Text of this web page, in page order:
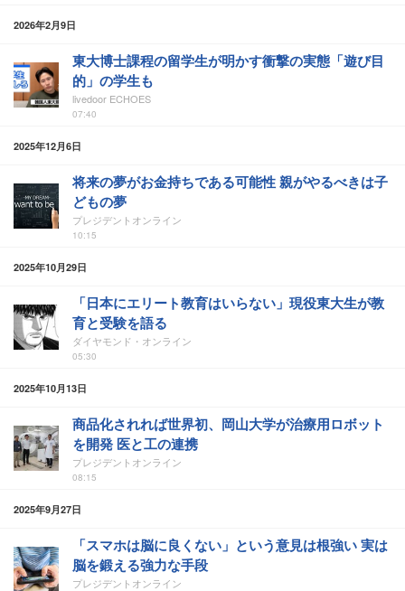
2026年2月9日
東大博士課程の留学生が明かす衝撃の実態「遊び目
的」の学生も
livedoor ECHOES
07:40
2025年12月6日
将来の夢がお金持ちである可能性 親がやるべきは子
どもの夢
プレジデントオンライン
10:15
2025年10月29日
「日本にエリート教育はいらない」現役東大生が教
育と受験を語る
ダイヤモンド・オンライン
05:30
2025年10月13日
商品化されれば世界初、岡山大学が治療用ロボット
を開発 医と工の連携
プレジデントオンライン
08:15
2025年9月27日
「スマホは脳に良くない」という意見は根強い 実は
脳を鍛える強力な手段
プレジデントオンライン